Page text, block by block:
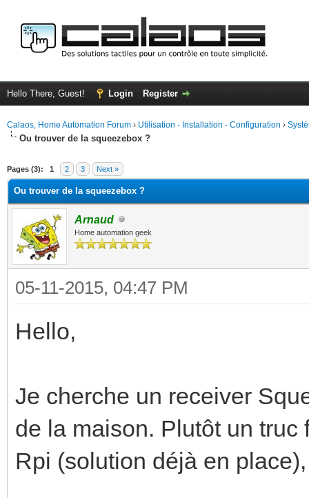
Hello There, Guest! Login Register
Calaos, Home Automation Forum › Utilisation - Installation - Configuration ›
Ou trouver de la squeezebox ?
Pages (3): 1 2 3 Next »
Ou trouver de la squeezebox ?
Arnaud
Home automation geek
05-11-2015, 04:47 PM
Hello,
Je cherche un receiver
de la maison. Plutôt un
Rpi (solution déjà en